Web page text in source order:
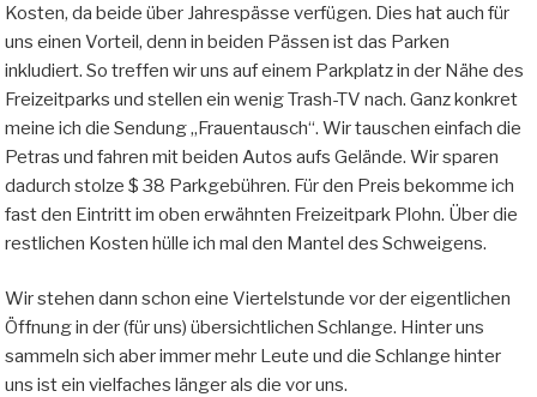
Kosten, da beide über Jahrespässe verfügen. Dies hat auch für
uns einen Vorteil, denn in beiden Pässen ist das Parken
inkludiert. So treffen wir uns auf einem Parkplatz in der Nähe des
Freizeitparks und stellen ein wenig Trash-TV nach. Ganz konkret
meine ich die Sendung „Frauentausch“. Wir tauschen einfach die
Petras und fahren mit beiden Autos aufs Gelände. Wir sparen
dadurch stolze $ 38 Parkgebühren. Für den Preis bekomme ich
fast den Eintritt im oben erwähnten Freizeitpark Plohn. Über die
restlichen Kosten hülle ich mal den Mantel des Schweigens.
Wir stehen dann schon eine Viertelstunde vor der eigentlichen
Öffnung in der (für uns) übersichtlichen Schlange. Hinter uns
sammeln sich aber immer mehr Leute und die Schlange hinter
uns ist ein vielfaches länger als die vor uns.